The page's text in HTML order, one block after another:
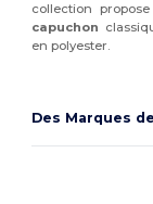
collection
capuchon
en polyester.
Des Marques